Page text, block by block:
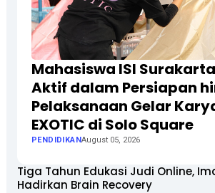
Mahasiswa ISI
Aktif dalam Persiapan
Pelaksanaan Gelar
EXOTIC di Solo Square
PENDIDIKANAugust 05, 2026
Tiga Tahun Edukasi Judi Online,
Hadirkan Brain Recovery